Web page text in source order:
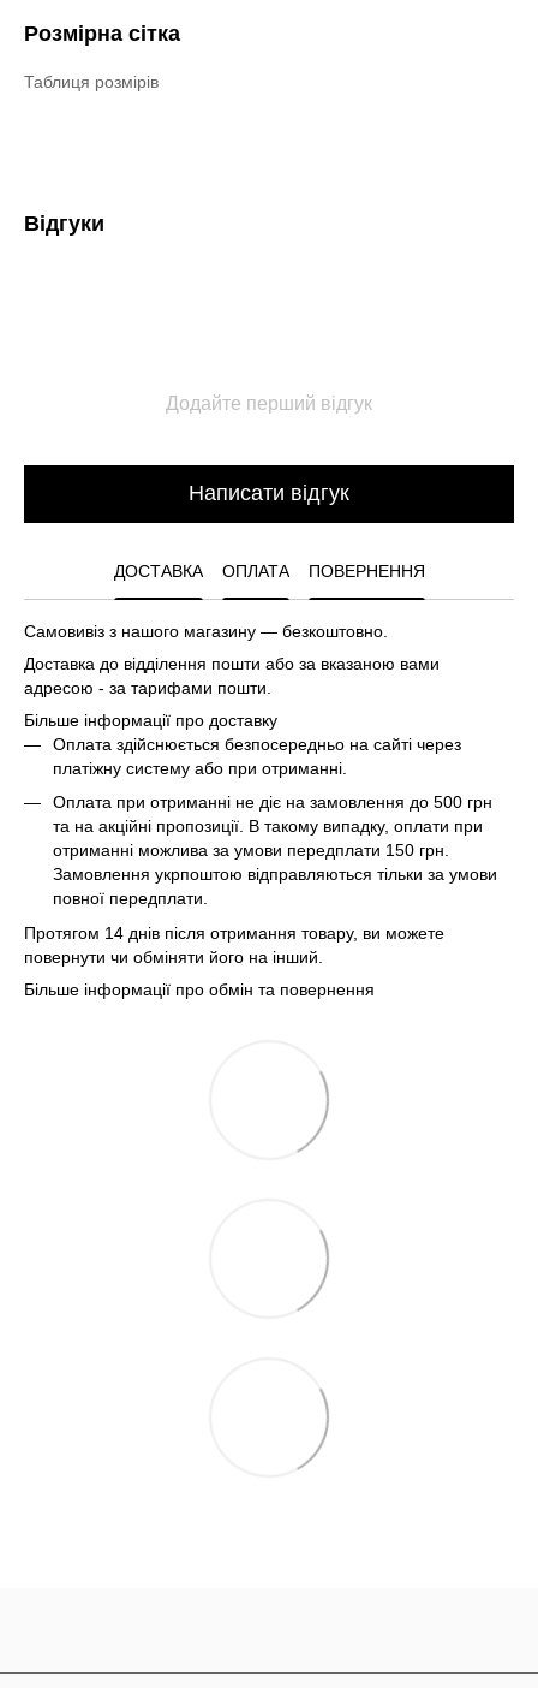
Розмірна сітка
Таблиця розмірів
Відгуки
Додайте перший відгук
Написати відгук
ДОСТАВКА ОПЛАТА ПОВЕРНЕННЯ
Самовивіз з нашого магазину — безкоштовно.
Доставка до відділення пошти або за вказаною вами
адресою - за тарифами пошти.
Більше інформації про доставку
Оплата здійснюється безпосередньо на сайті через
платіжну систему або при отриманні.
Оплата при отриманні не діє на замовлення до 500 грн
та на акційні пропозиції. В такому випадку, оплати при
отриманні можлива за умови передплати 150 грн.
Замовлення укрпоштою відправляються тільки за умови
повної передплати.
Протягом 14 днів після отримання товару, ви можете
повернути чи обміняти його на інший.
Більше інформації про обмін та повернення